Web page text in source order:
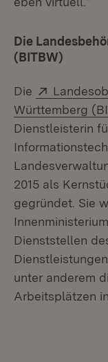
Die
(BITBW)
Die Extern:
Württemberg
Dienstleisterin
2015 als
gegründet. Sie
Dienststellen
unter anderem
Arbeitsplätzen